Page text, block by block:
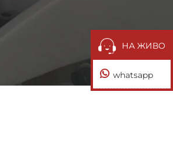
НА ЖИВО
whatsapp